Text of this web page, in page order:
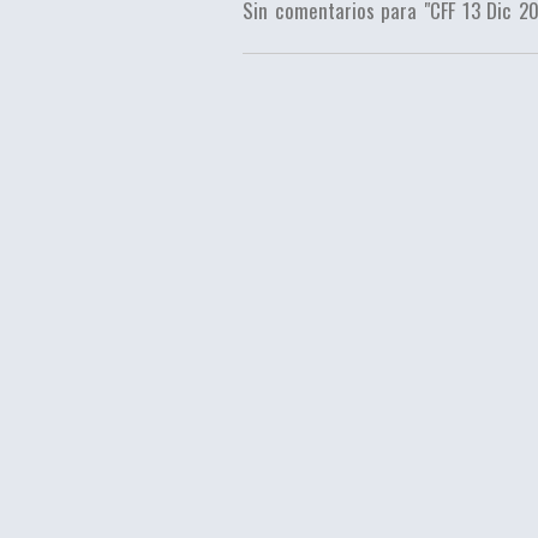
Sin comentarios para "CFF 13 Dic